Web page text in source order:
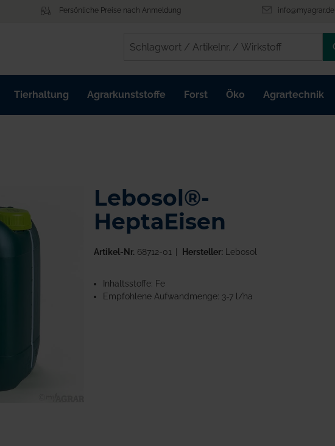
Persönliche Preise nach Anmeldung info@myagrar.de
Tierhaltung Agrarkunststoffe Forst Öko Agrartechnik
Lebosol®-
HeptaEisen
Artikel-Nr. 68712-01 Hersteller:Lebosol
Inhaltsstoffe: Fe
Empfohlene Aufwandmenge: 3-7 l/ha